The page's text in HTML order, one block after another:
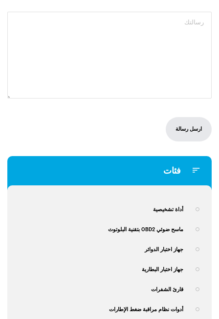
فئات
أداة تشخيصية
ماسح ضوئي OBD2 بتقنية البلوتوث
جهاز اختبار الدوائر
جهاز اختبار البطارية
قارئ الشفرات
أدوات نظام مراقبة ضغط الإطارات